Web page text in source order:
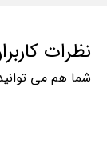
نظرات
شما هم می